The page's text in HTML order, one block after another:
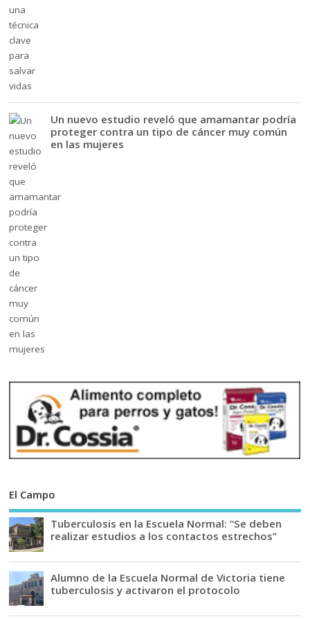
Un nuevo estudio reveló que amamantar podría
proteger contra un tipo de cáncer muy común
en las mujeres
El Campo
Tuberculosis en la Escuela Normal: “Se deben
realizar estudios a los contactos estrechos”
Alumno de la Escuela Normal de Victoria tiene
tuberculosis y activaron el protocolo